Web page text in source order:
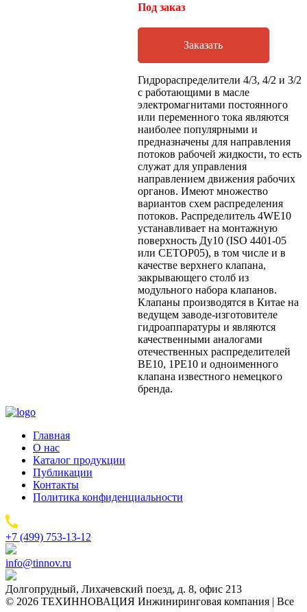
Под заказ
Заказать
Гидрораспределители 4/3, 4/2 и 3/2
с работающими в масле
электромагнитами постоянного
или переменного тока являются
наиболее популярными и
предназначены для направления
потоков рабочей жидкости, то есть
служат для управления
направлением движения рабочих
органов. Имеют множество
вариантов схем распределения
потоков. Распределитель 4WE10
устанавливает на монтажную
поверхность Ду10 (ISO 4401-05
или CETOP05), в том числе и в
качестве верхнего клапана,
закрывающего столб из
модульного набора клапанов.
Клапаны производятся в Китае на
ведущем заводе-изготовителе
гидроаппаратуры и являются
качественными аналогами
отечественных распределителей
ВЕ10, 1РЕ10 и одноименного
клапана известного немецкого
бренда.
Главная
О нас
Каталог продукции
Публикации
Контакты
Политика конфиденциальности
+7 (499) 753-13-12
info@tinnov.ru
Долгопрудный, Лихачевский поезд, д. 8, офис 213
© 2026 ТЕХИННОВАЦИЯ Инжиниринговая компания | Все